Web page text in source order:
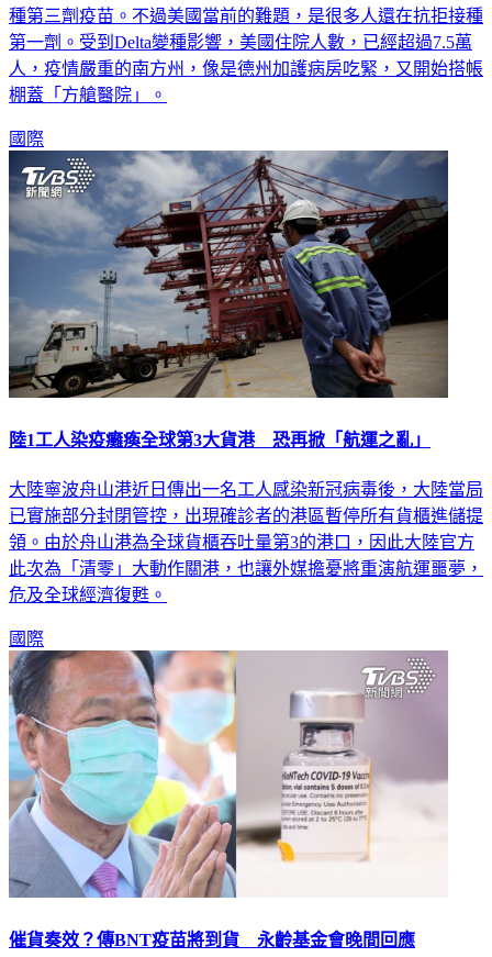
種第三劑疫苗。不過美國當前的難題，是很多人還在抗拒接種
第一劑。受到Delta變種影響，美國住院人數，已經超過7.5萬
人，疫情嚴重的南方州，像是德州加護病房吃緊，又開始搭帳
棚蓋「方艙醫院」。
國際
陸1工人染疫癱瘓全球第3大貨港 恐再掀「航運之亂」
大陸寧波舟山港近日傳出一名工人感染新冠病毒後，大陸當局
已實施部分封閉管控，出現確診者的港區暫停所有貨櫃進儲提
領。由於舟山港為全球貨櫃吞吐量第3的港口，因此大陸官方
此次為「清零」大動作關港，也讓外媒擔憂將重演航運噩夢，
危及全球經濟復甦。
國際
催貨奏效？傳BNT疫苗將到貨 永齡基金會晚間回應